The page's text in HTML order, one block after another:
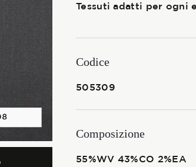
Tessuti adatti per ogni
Codice
505309
Composizione
55%WV 43%CO 2%EA
Lavora con noi
Share our fabrics
I TESSUTI
La Stagione Autunno/Inverno